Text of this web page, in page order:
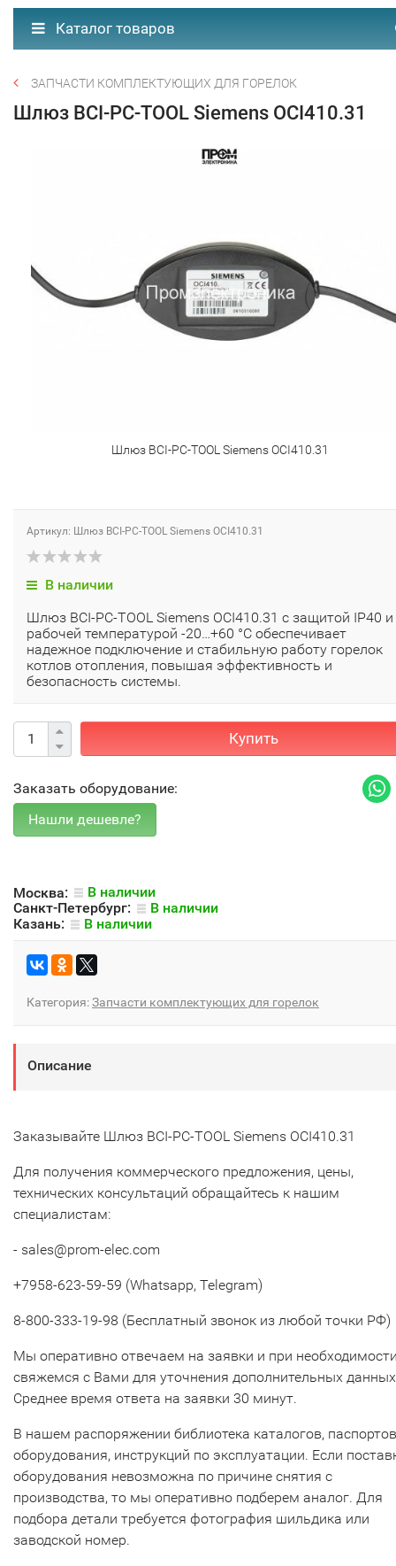
Каталог товаров
ЗАПЧАСТИ КОМПЛЕКТУЮЩИХ ДЛЯ ГОРЕЛОК
Шлюз BCI-PC-TOOL Siemens OCI410.31
Шлюз BCI-PC-TOOL Siemens OCI410.31
Артикул: Шлюз BCI-PC-TOOL Siemens OCI410.31
В наличии
Шлюз BCI-PC-TOOL Siemens OCI410.31 с защитой IP40 и
рабочей температурой -20…+60 °C обеспечивает
надежное подключение и стабильную работу горелок
котлов отопления, повышая эффективность и
безопасность системы.
Купить
Заказать оборудование:
Москва:
В наличии
Санкт-Петербург:
В наличии
Казань:
В наличии
Категория:Запчасти комплектующих для горелок
Описание
Заказывайте Шлюз BCI-PC-TOOL Siemens OCI410.31
Для получения коммерческого предложения, цены,
технических консультаций обращайтесь к нашим
специалистам:
- sales@prom-elec.com
+7958-623-59-59 (Whatsapp, Telegram)
8-800-333-19-98 (Бесплатный звонок из любой точки РФ)
Мы оперативно отвечаем на заявки и при
свяжемся с Вами для уточнения дополнительных
Среднее время ответа на заявки 30 минут.
В нашем распоряжении библиотека каталогов, паспортов
оборудования, инструкций по эксплуатации. Если
оборудования невозможна по причине снятия с
производства, то мы оперативно подберем аналог. Для
подбора детали требуется фотография шильдика или
заводской номер.